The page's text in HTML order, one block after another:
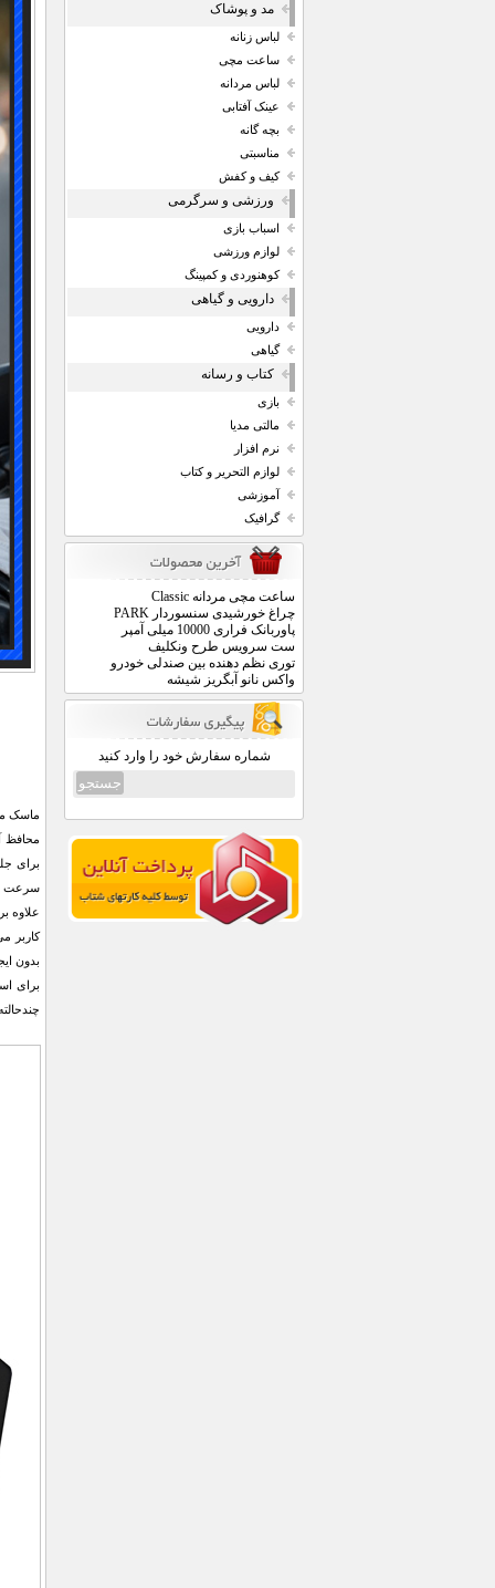
مد و پوشاک
لباس زنانه
ساعت مچی
لباس مردانه
عینک آفتابی
بچه گانه
مناسبتی
کیف و کفش
ورزشی و سرگرمی
اسباب بازی
لوازم ورزشی
کوهنوردی و کمپینگ
دارویی و گیاهی
دارویی
گیاهی
کتاب و رسانه
بازی
مالتی مدیا
نرم افزار
لوازم التحریر و کتاب
آموزشی
گرافیک
ساعت مچی مردانه Classic
چراغ خورشیدی سنسوردار PARK
پاوربانک فراری 10000 میلی آمپر
ست سرویس طرح ونکلیف
توری نظم دهنده بین صندلی خودرو
واکس نانو آبگریز شیشه
شماره سفارش خود را وارد کنید
ماسک
محافظ
برای
سرعت
علاوه
کاربر
بدون
برای